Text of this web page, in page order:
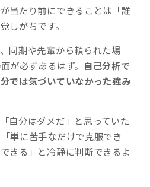
当たり前にできることは「誰
しがちです。
同期や先輩から頼られた場
が必ずあるはず。 自己分析で
では気づいていなかった強み
自分はダメだ」と思っていた
単に苦手なだけで克服でき
きる」と冷静に判断できるよ